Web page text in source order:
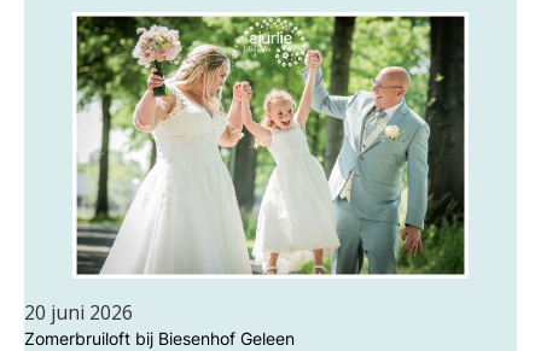
20 juni 2026
Zomerbruiloft bij Biesenhof Geleen